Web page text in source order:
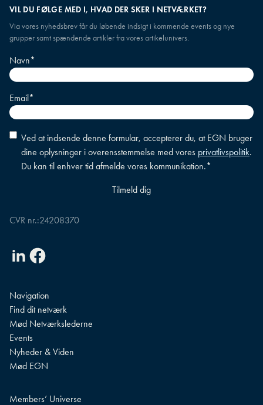
VIL DU FØLGE MED I, HVAD DER SKER I NETVÆRKET?
Via vores nyhedsbrev får du løbende indsigt i kommende events og nye
grupper samt spændende artikler fra vores artikelunivers.
Navn*
Email *
Accepter
betingelser*
Ved at indsende denne formular, accepterer du, at EGN bruger
dine oplysninger i overensstemmelse med vores privatlivspolitik.
Du kan til enhver tid afmelde vores kommunikation.*
CVR nr.:24208370
LinkedinFacebook
Navigation
Find dit netværk
Mød Netværkslederne
Events
Nyheder & Viden
Mød EGN
Members’ Universe